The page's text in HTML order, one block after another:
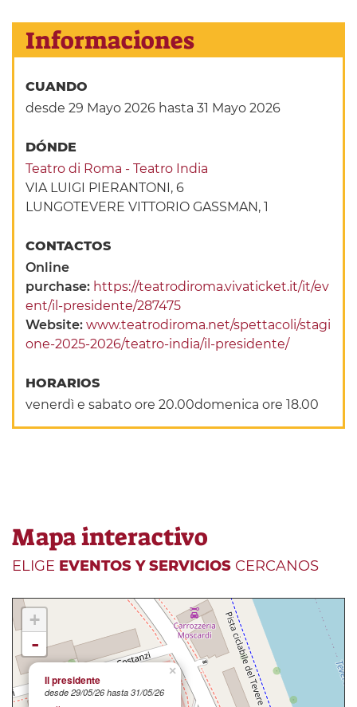
Informaciones
CUANDO
desde 29 Mayo 2026 hasta 31 Mayo 2026
DÓNDE
Teatro di Roma - Teatro India
VIA LUIGI PIERANTONI, 6
LUNGOTEVERE VITTORIO GASSMAN, 1
CONTACTOS
Online
purchase: https://teatrodiroma.vivaticket.it/it/ev
ent/il-presidente/287475
Website:www.teatrodiroma.net/spettacoli/stagi
one-2025-2026/teatro-india/il-presidente/
HORARIOS
venerdì e sabato ore 20.00domenica ore 18.00
Mapa interactivo
ELIGE EVENTOS Y SERVICIOS CERCANOS
×
Il presidente
desde 29/05/26 hasta 31/05/26
+
-